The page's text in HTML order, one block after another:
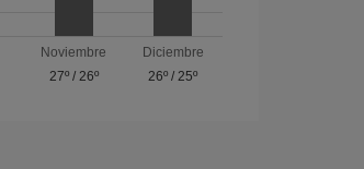
Noviembre
27º/ 26º
Diciembre
26º / 25º